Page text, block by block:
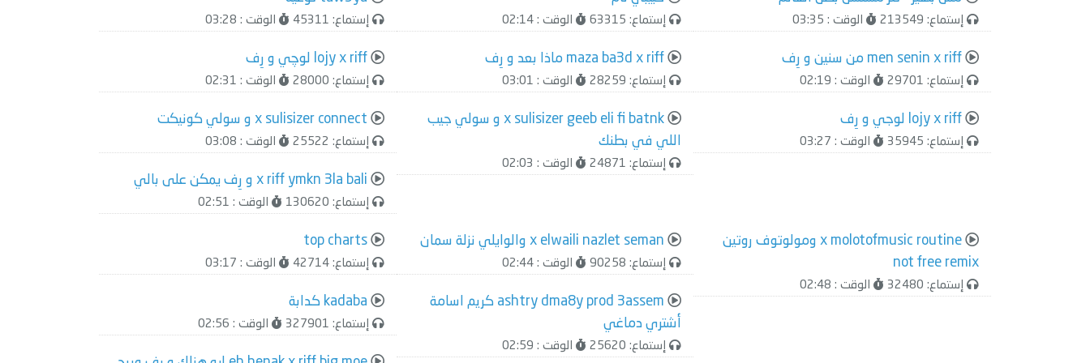
إستماع: 213549 الوقت : 03:35 إستماع: 63315 الوقت : 02:14 إستماع: 45311 الوقت : 03:28
men senin x riff من سنين و رِف
إستماع: 29701 الوقت : 02:19
maza ba3d x riff ماذا بعد و رِف
إستماع: 28259 الوقت : 03:01
lojy x riff لوچي و رِف
إستماع: 28000 الوقت : 02:31
lojy x riff لوجي و رِف
إستماع: 35945 الوقت : 03:27
x sulisizer geeb eli fi batnk و سولي جيب
اللي في بطنك
إستماع: 24871 الوقت : 02:03
x sulisizer connect و سولي كونيكت
إستماع: 25522 الوقت : 03:08
x riff ymkn 3la bali و رِف يمكن على بالي
إستماع: 130620 الوقت : 02:51
x molotofmusic routine ومولوتوف روتين
not free remix
إستماع: 32480 الوقت : 02:48
x elwaili nazlet seman والوايلي نزلة سمان
إستماع: 90258 الوقت : 02:44
top charts
إستماع: 42714 الوقت : 03:17
ashtry dma8y prod 3assem كريم اسامة
أشتري دماغي
إستماع: 25620 الوقت : 02:59
kadaba كدابة
إستماع: 327901 الوقت : 02:56